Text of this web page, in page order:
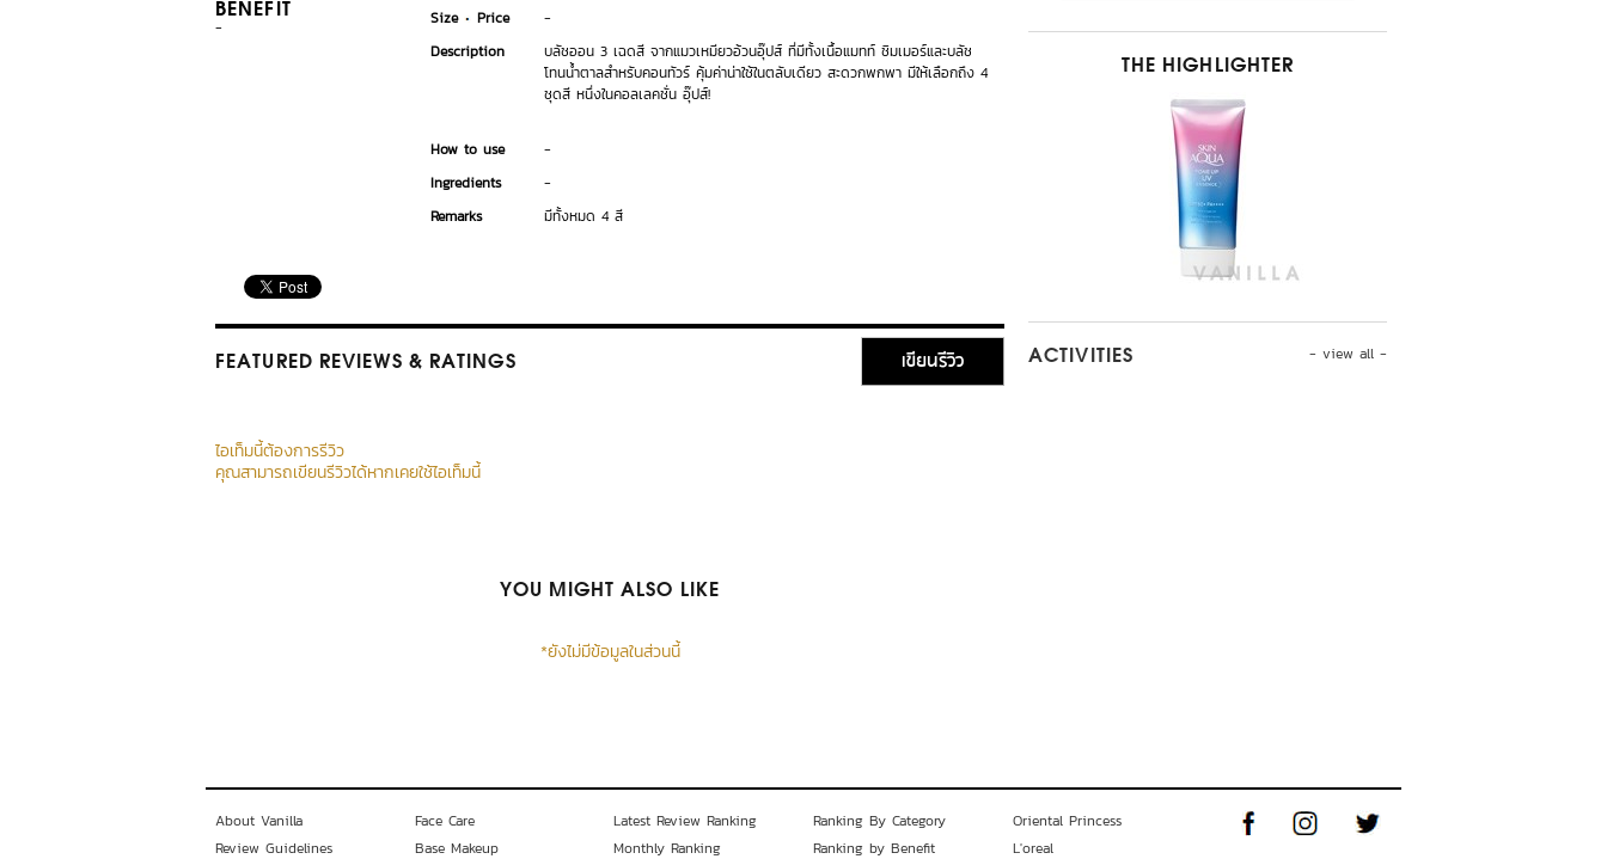
BENEFIT
- Size Price
-
Description
บลัชออน 3 เฉดสี จากแมวเหมียวอ้วนอุ๊ปส์ ที่มีทั้งเนื้อแมทท์ ชิมเมอร์และบลัช
โทนน้ำตาลสำหรับคอนทัวร์ คุ้มค่าน่าใช้ในตลับเดียว สะดวกพกพา มีให้เลือกถึง 4
ชุดสี หนึ่งในคอลเลคชั่น อุ๊ปส์!
How to use
-
Ingredients
-
Remarks
มีทั้งหมด 4 สี
FEATURED REVIEWS & RATINGS เขียนรีวิว
ไอเท็มนี้ต้องการรีวิว
คุณสามารถเขียนรีวิวได้หากเคยใช้ไอเท็มนี้
YOU MIGHT ALSO LIKE
*ยังไม่มีข้อมูลในส่วนนี้
THE HIGHLIGHTER
- view all -
ACTIVITIES
About Vanilla
Review Guidelines
Face Care
Base Makeup
Latest Review Ranking
Monthly Ranking
Ranking By Category
Ranking by Benefit
Oriental Princess
L'oreal